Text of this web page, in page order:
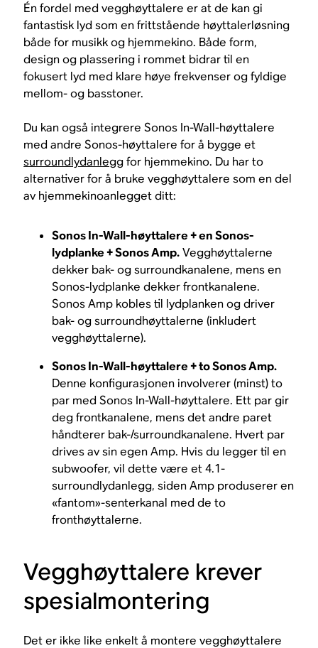
Én fordel med vegghøyttalere er at de kan gi
fantastisk lyd som en frittstående høyttalerløsning
både for musikk og hjemmekino. Både form,
design og plassering i rommet bidrar til en
fokusert lyd med klare høye frekvenser og fyldige
mellom- og basstoner.
Du kan også integrere Sonos In-Wall-høyttalere
med andre Sonos-høyttalere for å bygge et
surroundlydanleggfor hjemmekino. Du har to
alternativer for å bruke vegghøyttalere som en del
av hjemmekinoanlegget ditt:
Sonos In-Wall-høyttalere + en Sonos-
lydplanke + Sonos Amp.Vegghøyttalerne
dekker bak- og surroundkanalene, mens en
Sonos-lydplanke dekker frontkanalene.
Sonos Amp kobles til lydplanken og driver
bak- og surroundhøyttalerne (inkludert
vegghøyttalerne).
Sonos In-Wall-høyttalere + to Sonos Amp.
Denne konfigurasjonen involverer (minst) to
par med Sonos In-Wall-høyttalere. Ett par gir
deg frontkanalene, mens det andre paret
håndterer bak-/surroundkanalene. Hvert par
drives av sin egen Amp. Hvis du legger til en
subwoofer, vil dette være et 4.1-
surroundlydanlegg, siden Amp produserer en
«fantom»-senterkanal med de to
fronthøyttalerne.
Vegghøyttalere krever
spesialmontering
Det er ikke like enkelt å montere vegghøyttalere